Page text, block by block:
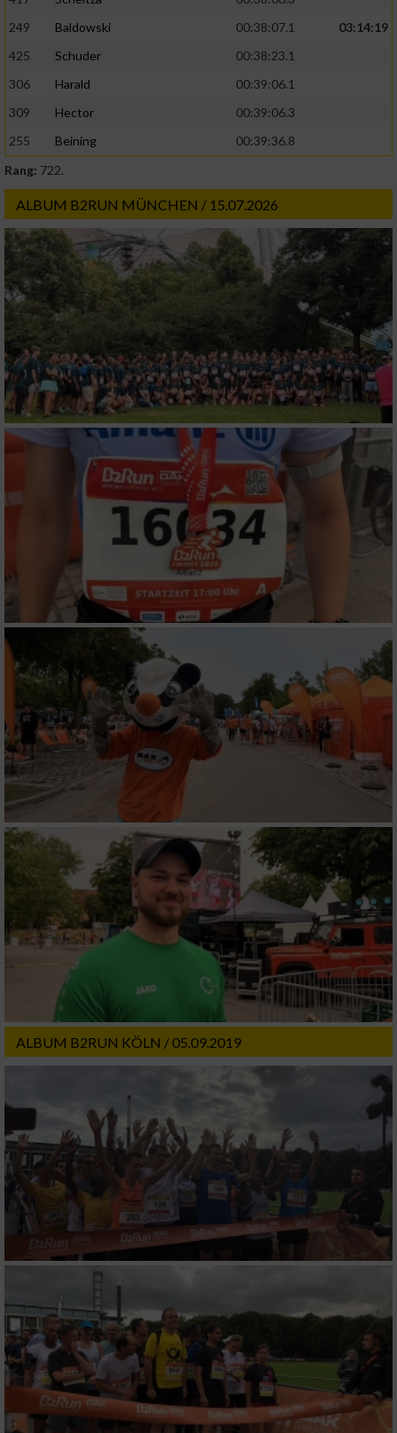
249
Baldowski 00:38:07.1
03:14:19
425
Schuder
00:38:23.1
306
Harald
00:39:06.1
309
Hector
00:39:06.3
255
Beining
00:39:36.8
Rang: 722.
ALBUM B2RUN MÜNCHEN / 15.07.2026
ALBUM B2RUN KÖLN / 05.09.2019
Erstellung von Profilen zur Personalisierung
Verwendung von Profilen zur Auswahl
Messung der Werbeleistung
Messung der Performance von Inhalten
Analyse von Zielgruppen durch Statistiken
oder Kombinationen von Daten aus
verschiedenen Quellen
Entwicklung und Verbesserung der Angebote
Verwendung reduzierter Daten zur Auswahl
von Inhalten
IAB-Besonderheiten:
Verwendung genauer Standortdaten
Geräte anhand von aktiv angeforderten
Informationen identifizieren
Nicht-IAB-Verarbeitungszwecke:
Performance
Werbung